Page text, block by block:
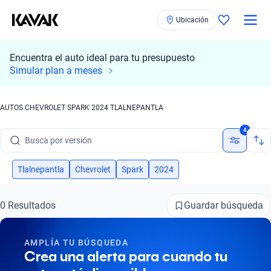
Ubicación
Encuentra el auto ideal para tu presupuesto
Simular plan a meses
AUTOS CHEVROLET SPARK 2024 TLALNEPANTLA
Busca por versión
Busca por año
Busca por modelo
Busca por versión
4
Tlalnepantla Chevrolet Spark 2024
0 Resultados Guardar búsqueda
AMPLÍA TU BÚSQUEDA
Crea una alerta para cuando tu